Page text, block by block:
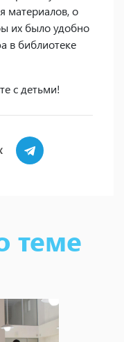
материалов, о
их было удобно
в библиотеке
с детьми!
теме